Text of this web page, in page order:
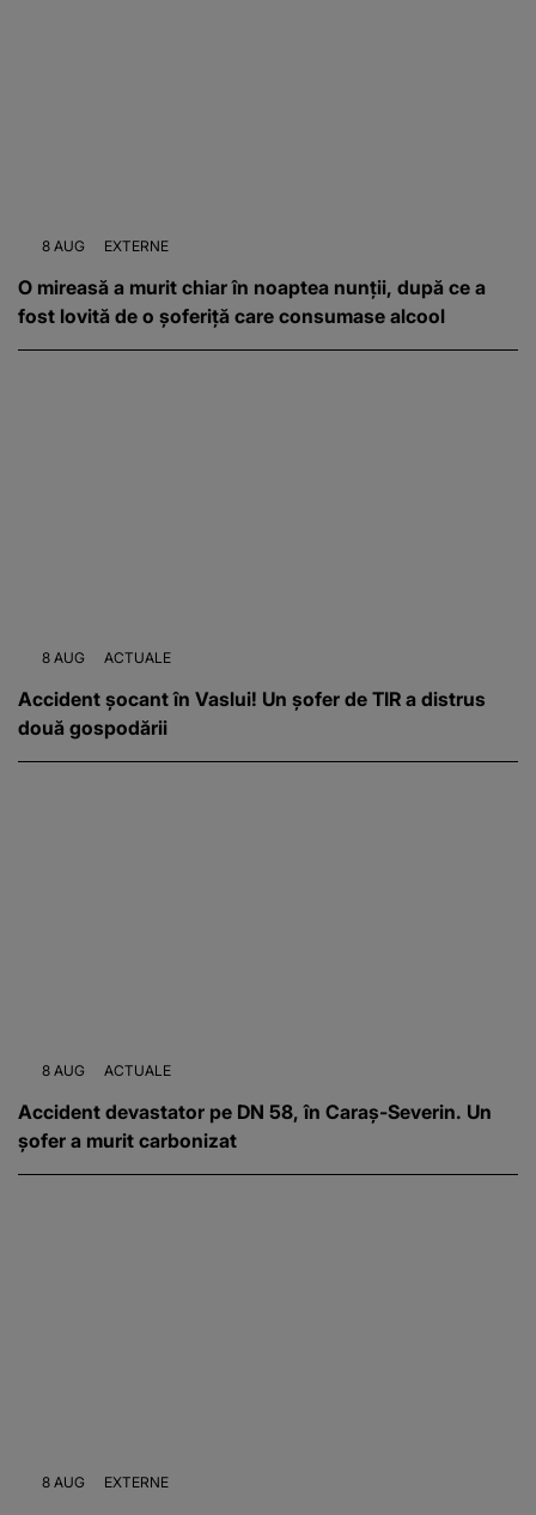
8 AUG EXTERNE
O mireasă a murit chiar în noaptea nunții, după ce a
fost lovită de o șoferiță care consumase alcool
8 AUG ACTUALE
Accident șocant în Vaslui! Un șofer de TIR a distrus
două gospodării
8 AUG ACTUALE
Accident devastator pe DN 58, în Caraș-Severin. Un
șofer a murit carbonizat
8 AUG EXTERNE